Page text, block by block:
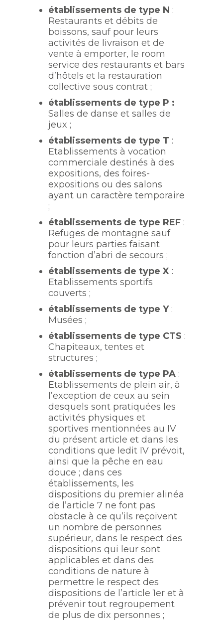
établissements de type N :
Restaurants et débits de
boissons, sauf pour leurs
activités de livraison et de
vente à emporter, le room
service des restaurants et bars
d’hôtels et la restauration
collective sous contrat ;
établissements de type P :
Salles de danse et salles de
jeux ;
établissements de type T :
Etablissements à vocation
commerciale destinés à des
expositions, des foires-
expositions ou des salons
ayant un caractère temporaire
;
établissements de type REF :
Refuges de montagne sauf
pour leurs parties faisant
fonction d’abri de secours ;
établissements de type X :
Etablissements sportifs
couverts ;
établissements de type Y:
Musées ;
établissements de type CTS :
Chapiteaux, tentes et
structures ;
établissements de type PA :
Etablissements de plein air, à
l’exception de ceux au sein
desquels sont pratiquées les
activités physiques et
sportives mentionnées au IV
du présent article et dans les
conditions que ledit IV prévoit,
ainsi que la pêche en eau
douce ; dans ces
établissements, les
dispositions du premier alinéa
de l’article 7 ne font pas
obstacle à ce qu’ils reçoivent
un nombre de personnes
supérieur, dans le respect des
dispositions qui leur sont
applicables et dans des
conditions de nature à
permettre le respect des
dispositions de l’article 1er et à
prévenir tout regroupement
de plus de dix personnes ;